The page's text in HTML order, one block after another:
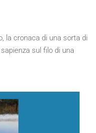
la cronaca di una sorta di
sul filo di una